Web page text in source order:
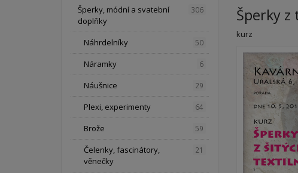
Šperky
kurz
Šperky, módní a svatební
doplňky
306
Náhrdelníky 50
Náramky 6
Náušnice 29
Plexi, experimenty 64
Brože 59
Čelenky, fascinátory,
věnečky
21